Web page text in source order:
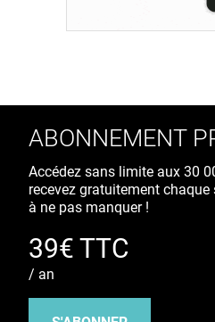
ABONNEMENT
Accédez sans limite aux 30
recevez gratuitement
à ne pas manquer !
39€ TTC
/ an